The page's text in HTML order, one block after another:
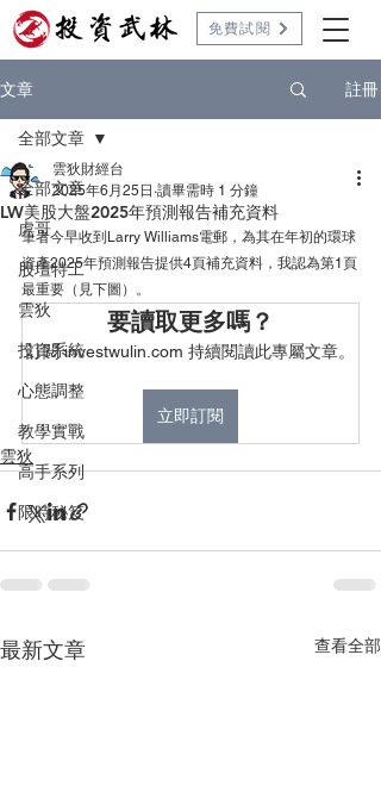
免費試閱
文章 註冊
全部文章
虎哥
股壇特工
雲狄
投資系統
心態調整
教學實戰
高手系列
限時秘笈
全部文章
LW美股大盤2025年預測報告補充資料
雲狄財經台
2025年6月25日 讀畢需時 1 分鐘
筆者今早收到Larry Williams電郵，為其在年初的環球
資產2025年預測報告提供4頁補充資料，我認為第1頁
最重要（見下圖）。
要讀取更多嗎？
訂閱 investwulin.com 持續閱讀此專屬文章。
立即訂閱
雲狄
最新文章 查看全部